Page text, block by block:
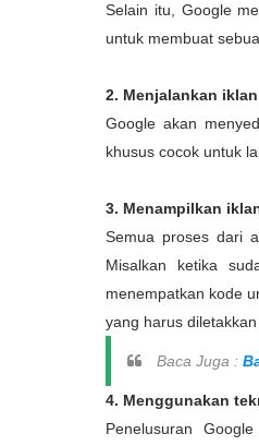
Selain itu, Google
untuk membuat
2. Menjalankan
Google akan
khusus cocok untuk
3. Menampilkan
Semua proses dari
Misalkan ketika
menempatkan kode
yang harus
Baca Juga :
4. Menggunakan
Penelusuran